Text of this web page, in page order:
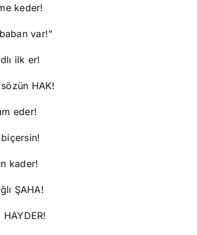
keder!
var!”
ilk er!
HAK!
eder!
kader!
ŞAHA!